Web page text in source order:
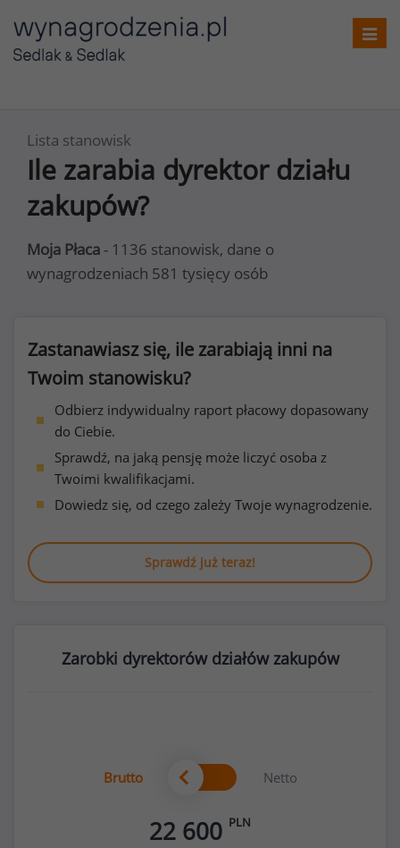
Lista stanowisk
Ile zarabia dyrektor działu
zakupów?
Moja Płaca - 1136 stanowisk, dane o
wynagrodzeniach 581 tysięcy osób
Zastanawiasz się, ile zarabiają inni na
Twoim stanowisku?
Odbierz indywidualny raport płacowy dopasowany
do Ciebie.
Sprawdź, na jaką pensję może liczyć osoba z
Twoimi kwalifikacjami.
Dowiedz się, od czego zależy Twoje wynagrodzenie.
Sprawdź już teraz!
Zarobki dyrektorów działów zakupów
Brutto Netto
22 600 PLN